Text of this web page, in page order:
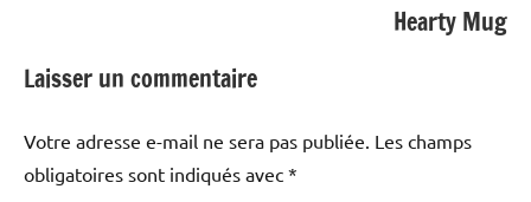
Hearty Mug
Laisser un commentaire
Votre adresse e-mail ne sera pas publiée. Les champs
obligatoires sont indiqués avec *